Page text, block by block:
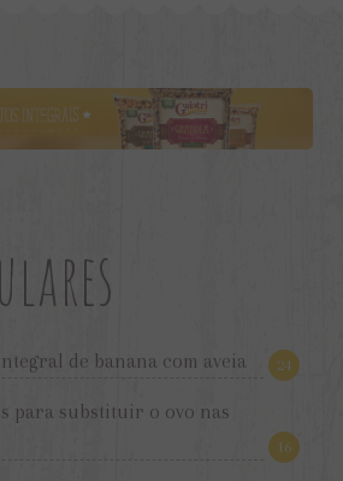
de banana com aveia 24
para substituir o ovo nas
16